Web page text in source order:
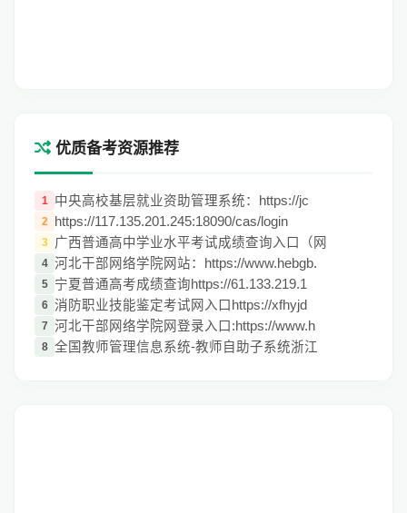
优质备考资源推荐
1 中央高校基层就业资助管理系统：https://jc
2 https://117.135.201.245:18090/cas/login
3 广西普通高中学业水平考试成绩查询入口（网
4 河北干部网络学院网站：https://www.hebgb.
5 宁夏普通高考成绩查询https://61.133.219.1
6 消防职业技能鉴定考试网入口https://xfhyjd
7 河北干部网络学院网登录入口:https://www.h
8 全国教师管理信息系统-教师自助子系统浙江